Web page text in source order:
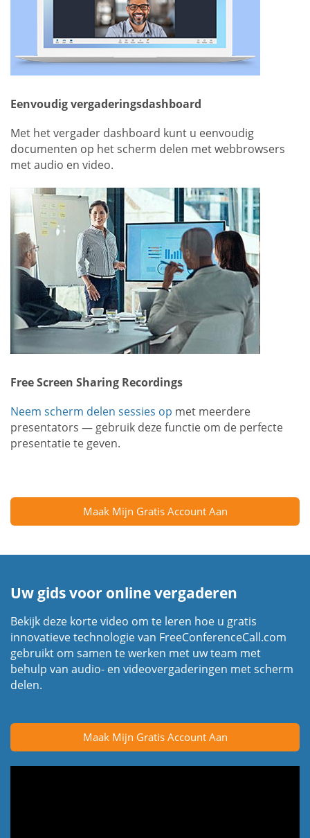
Eenvoudig vergaderingsdashboard
Met het vergader dashboard kunt u eenvoudig
documenten op het scherm delen met webbrowsers
met audio en video.
Free Screen Sharing Recordings
Neem scherm delen sessies op met meerdere
presentators — gebruik deze functie om de perfecte
presentatie te geven.
Maak Mijn Gratis Account Aan
Uw gids voor online vergaderen
Bekijk deze korte video om te leren hoe u gratis
innovatieve technologie van FreeConferenceCall.com
gebruikt om samen te werken met uw team met
behulp van audio- en videovergaderingen met scherm
delen.
Maak Mijn Gratis Account Aan